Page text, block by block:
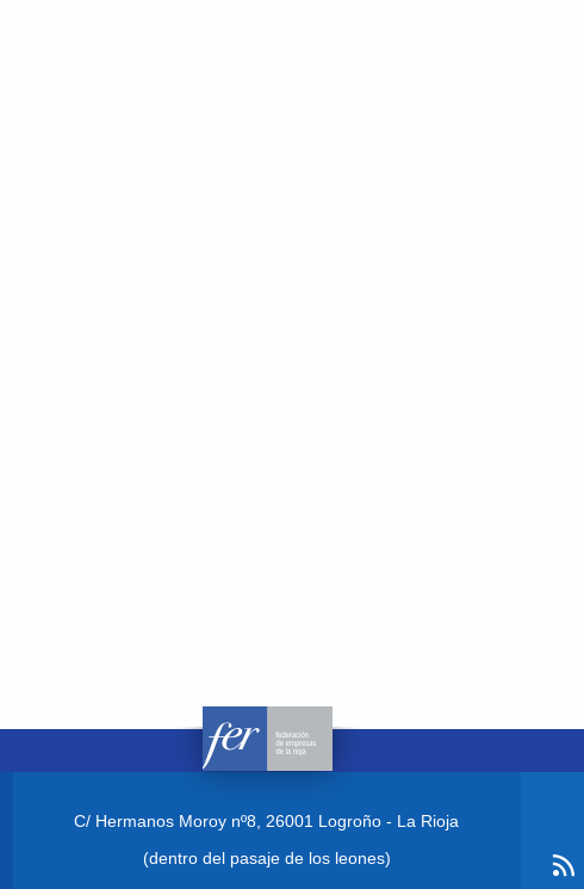
C/ Hermanos Moroy nº8,26001 Logroño - La Rioja
(dentro del pasaje de los leones)